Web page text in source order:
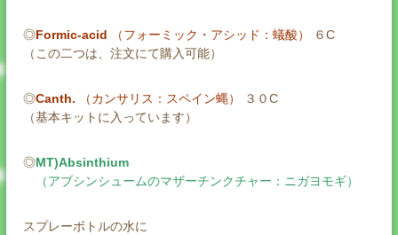
◎Formic-acid （フォーミック・アシッド：蟻酸）
６C
（この二つは、注文にて購入可能）
◎Canth. （カンサリス：スペイン蝿）
３０C
（基本キットに入っています）
◎MT)Absinthium
（アブシンシュームのマザーチンクチャー：ニガヨモギ）
スプレーボトルの水に